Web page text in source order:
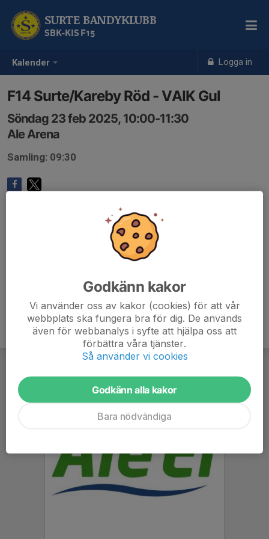
Kalender Logga in
SURTE BANDYKLUBB
SBK-KIS F15
F14 Surte/Kareby Röd - VAIK Gul
Söndag 23 feb 2025, 10:00-11:30
Ale Arena
Samling: 09:30
Godkänn kakor
Vi använder oss av kakor (cookies) för att vår
webbplats ska fungera bra för dig. De används
även för webbanalys i syfte att hjälpa oss att
förbättra våra tjänster.
Så använder vi cookies
Godkänn alla kakor
Bara nödvändiga